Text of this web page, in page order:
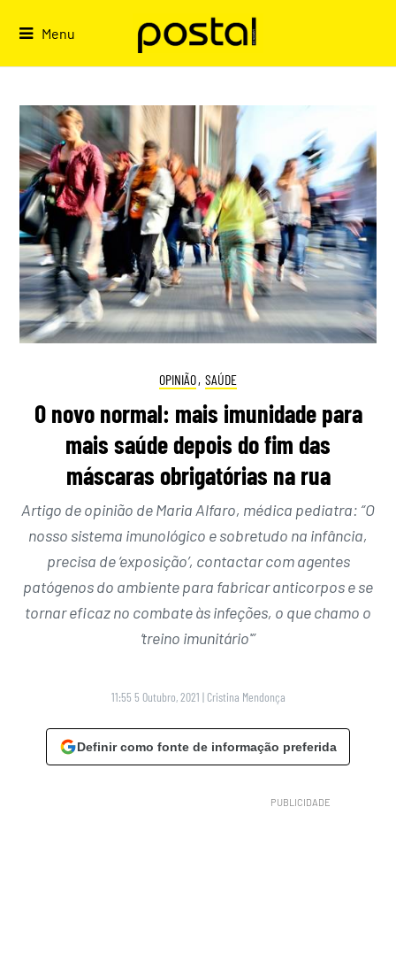
Menu
OPINIÃO, SAÚDE
O novo normal: mais imunidade para
mais saúde depois do fim das
máscaras obrigatórias na rua
Artigo de opinião de Maria Alfaro, médica pediatra: “O
nosso sistema imunológico e sobretudo na infância,
precisa de ‘exposição’, contactar com agentes
patógenos do ambiente para fabricar anticorpos e se
tornar eficaz no combate às infeções, o que chamo o
‘treino imunitário'”
11:55 5 Outubro, 2021 | Cristina Mendonça
Definir como fonte de informação preferida